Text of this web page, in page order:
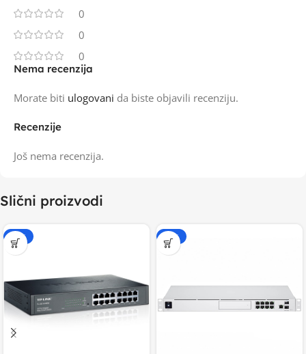
0
0
0
Recenzije
Još nema recenzija.
Nema recenzija
Morate biti ulogovani da biste objavili recenziju.
Slični proizvodi
-15% -20%